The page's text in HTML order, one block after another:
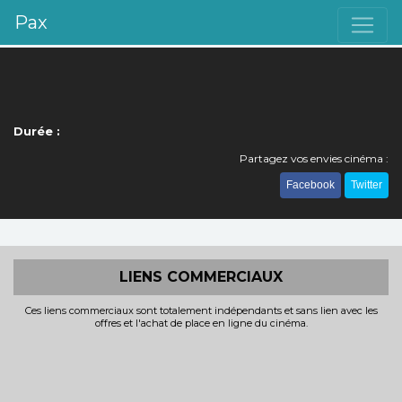
Pax
Durée :
Partagez vos envies cinéma :
Facebook Twitter
LIENS COMMERCIAUX
Ces liens commerciaux sont totalement indépendants et sans lien avec les
offres et l'achat de place en ligne du cinéma.